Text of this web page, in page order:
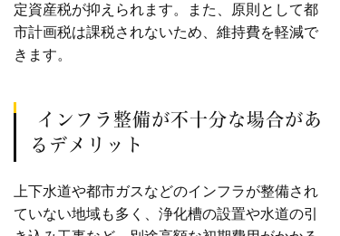
定資産税が抑えられます。また、原則として都
市計画税は課税されないため、維持費を軽減で
きます。
インフラ整備が不十分な場合があ
るデメリット
上下水道や都市ガスなどのインフラが整備され
ていない地域も多く、浄化槽の設置や水道の引